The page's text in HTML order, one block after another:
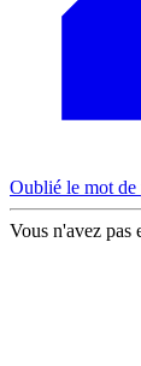
Oublié le mot de
Vous n'avez pas